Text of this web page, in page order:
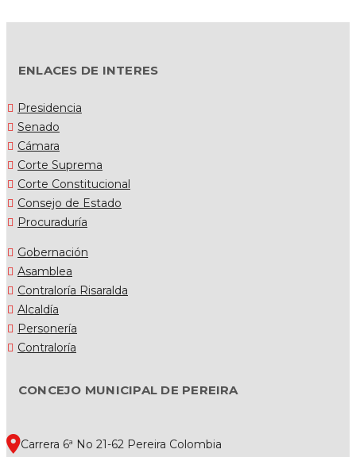
ENLACES DE INTERES
Presidencia
Senado
Cámara
Corte Suprema
Corte Constitucional
Consejo de Estado
Procuraduría
Gobernación
Asamblea
Contraloría Risaralda
Alcaldía
Personería
Contraloría
CONCEJO MUNICIPAL DE PEREIRA
Carrera 6ª No 21-62 Pereira Colombia